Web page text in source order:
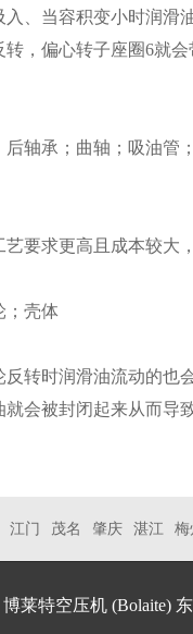
、当容积变小时润滑
，偏心转子座圈6就
轴承；曲轴；吸油管
要求更高且成本较大
；壳体
转时润滑油流动的也
会被封闭起来从而导
江门 茂名 肇庆 湛江 梅
博莱特空压机(Bolaite)